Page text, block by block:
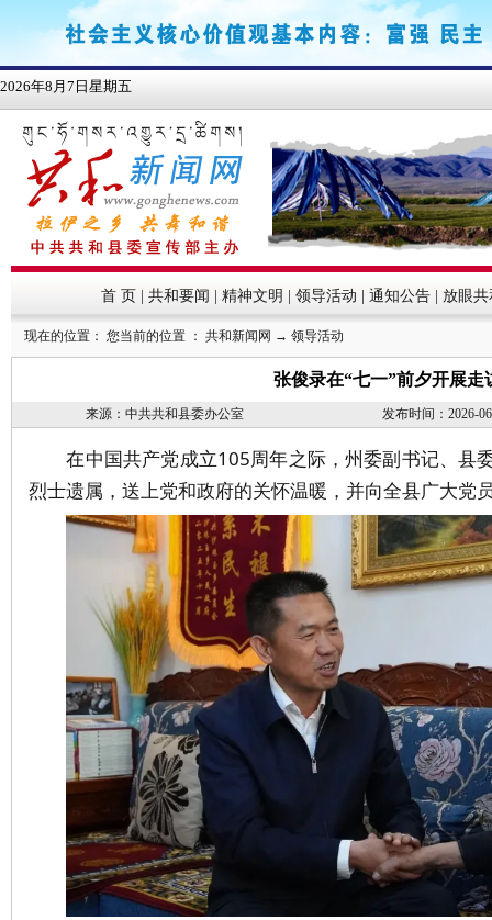
首 页 共和要闻 精神文明 领导活动 通知公告 放眼共
现在的位置： 您当前的位置 ： 共和新闻网 → 领导活动
张俊录在“七一”前夕开展走
来源：中共共和县委办公室 发布时间：2026-
在中国共产党成立105周年之际，州委副书记、县
烈士遗属，送上党和政府的关怀温暖，并向全县广大党